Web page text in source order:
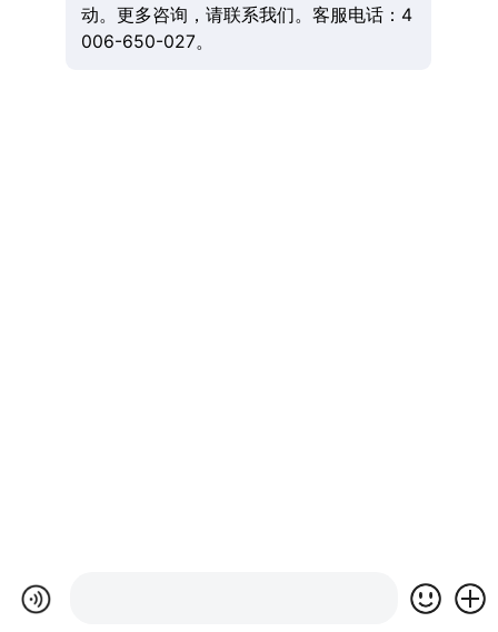
动。更多咨询，请联系我们。客服电话：4
006-650-027。